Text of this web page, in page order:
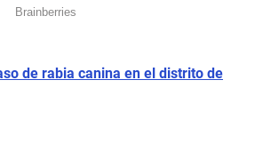
de rabia canina en el distrito de